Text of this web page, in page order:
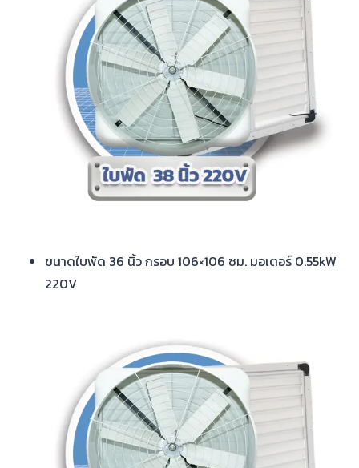
ขนาดใบพัด 36 นิ้ว กรอบ 106×106 ซม. มอเตอร์ 0.55kW
220V